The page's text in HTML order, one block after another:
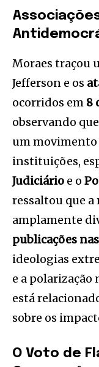
Moraes traçou
Jefferson e os
ocorridos em 8
observando
um movimento
instituições,
Judiciário e o
ressaltou que a
amplamente
publicações
ideologias
e a polarização
está
sobre os
O Voto de